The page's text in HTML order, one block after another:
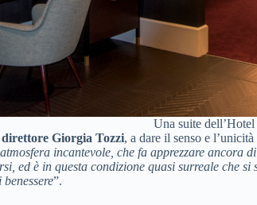
Una suite
direttore Giorgia Tozzi, a dare il senso e
incantevole, che fa apprezzare
ed è in questa condizione quasi surreale che
”.